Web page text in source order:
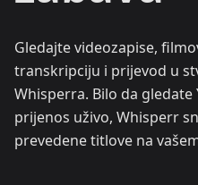
Gledajte videozapise,
transkripciju i prijevod u
Whisperra. Bilo da gledate
prijenos uživo, Whisperr
prevedene titlove na